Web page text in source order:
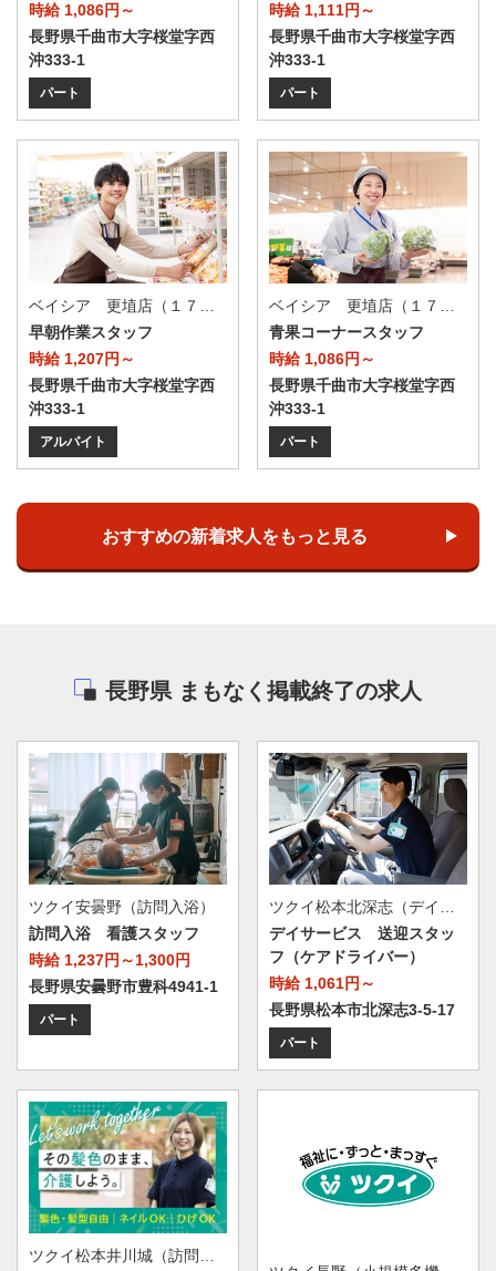
時給 1,086円～
長野県千曲市大字桜堂字西
沖333-1
パート
時給 1,111円～
長野県千曲市大字桜堂字西
沖333-1
パート
早朝作業スタッフ
時給 1,207円～
長野県千曲市大字桜堂字西
沖333-1
アルバイト
青果コーナースタッフ
時給 1,086円～
長野県千曲市大字桜堂字西
沖333-1
パート
おすすめの新着求人をもっと見る
長野県 まもなく掲載終了の求人
ツクイ安曇野（訪問入浴）
訪問入浴 看護スタッフ
時給 1,237円～1,300円
長野県安曇野市豊科4941-1
パート
デイサービス 送迎スタッ
フ（ケアドライバー）
時給 1,061円～
長野県松本市北深志3-5-17
パート